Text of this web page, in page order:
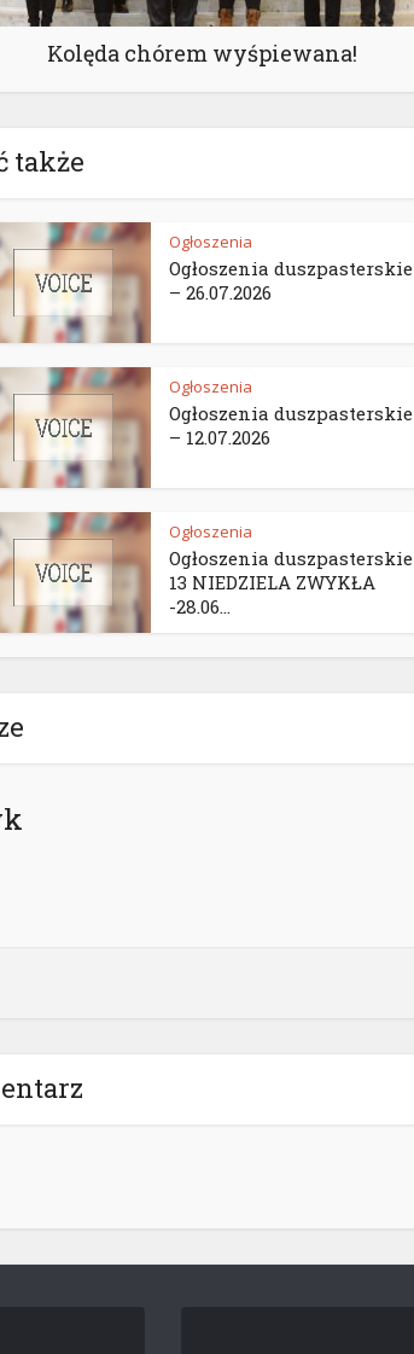
Kolęda chórem wyśpiewana!
także
Ogłoszenia
Ogłoszenia duszpasterskie
– 26.07.2026
Ogłoszenia
Ogłoszenia duszpasterskie
– 12.07.2026
Ogłoszenia
Ogłoszenia duszpasterskie
13 NIEDZIELA ZWYKŁA
-28.06...